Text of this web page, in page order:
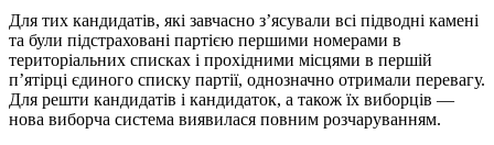
Для тих кандидатів, які завчасно з’ясували всі підводні камені
та були підстраховані партією першими номерами в
територіальних списках і прохідними місцями в першій
п’ятірці єдиного списку партії, однозначно отримали перевагу.
Для решти кандидатів і кандидаток, а також їх виборців —
нова виборча система виявилася повним розчаруванням.